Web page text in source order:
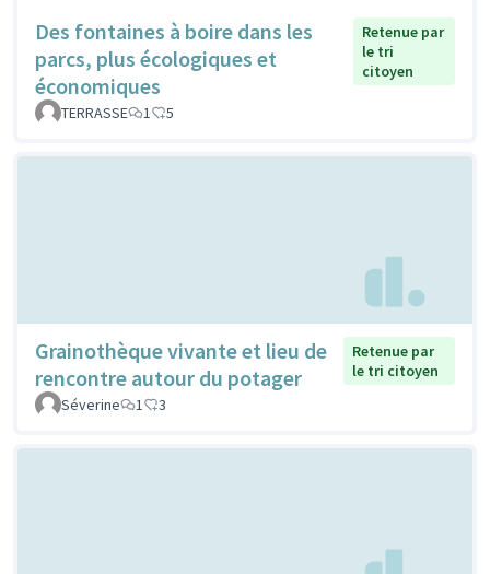
Des fontaines à boire dans les
parcs, plus écologiques et
économiques
Retenue par
le tri
citoyen
TERRASSE 1 5
Grainothèque vivante et lieu de
rencontre autour du potager
Retenue par
le tri citoyen
Séverine
1 3